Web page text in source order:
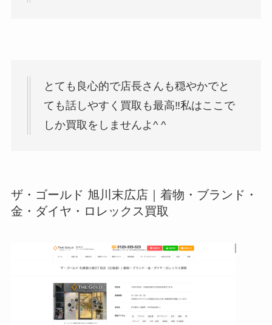
とても良心的で店長さんも穏やかでと
ても話しやすく買取も最高‼︎私はここで
しか買取をしませんよ^ ^
ザ・ゴールド 旭川末広店｜着物・ブランド・
金・ダイヤ・ロレックス買取